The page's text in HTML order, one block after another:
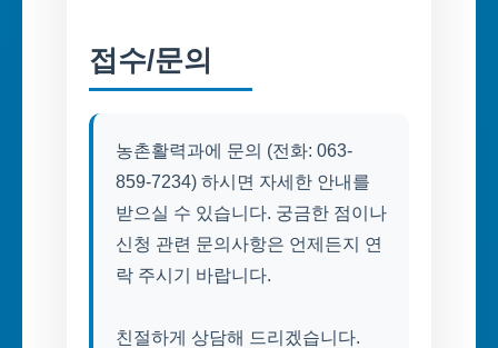
접수/문의
농촌활력과에 문의 (전화: 063-
859-7234) 하시면 자세한 안내를
받으실 수 있습니다. 궁금한 점이나
신청 관련 문의사항은 언제든지 연
락 주시기 바랍니다.
친절하게 상담해 드리겠습니다.